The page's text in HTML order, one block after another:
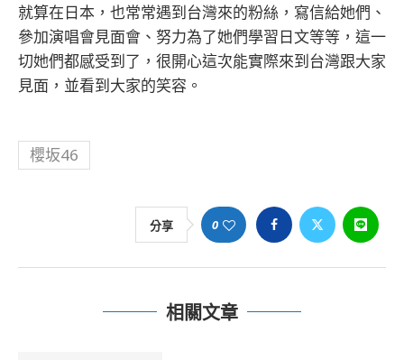
就算在日本，也常常遇到台灣來的粉絲，寫信給她們、
參加演唱會見面會、努力為了她們學習日文等等，這一
切她們都感受到了，很開心這次能實際來到台灣跟大家
見面，並看到大家的笑容。
櫻坂46
分享 0
相關文章